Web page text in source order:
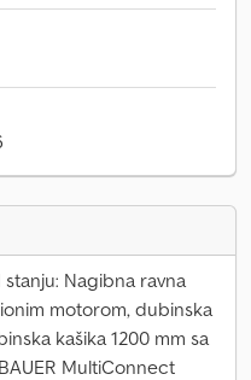
stanju: Nagibna ravna
motorom, dubinska
kašika 1200 mm sa
MultiConnect